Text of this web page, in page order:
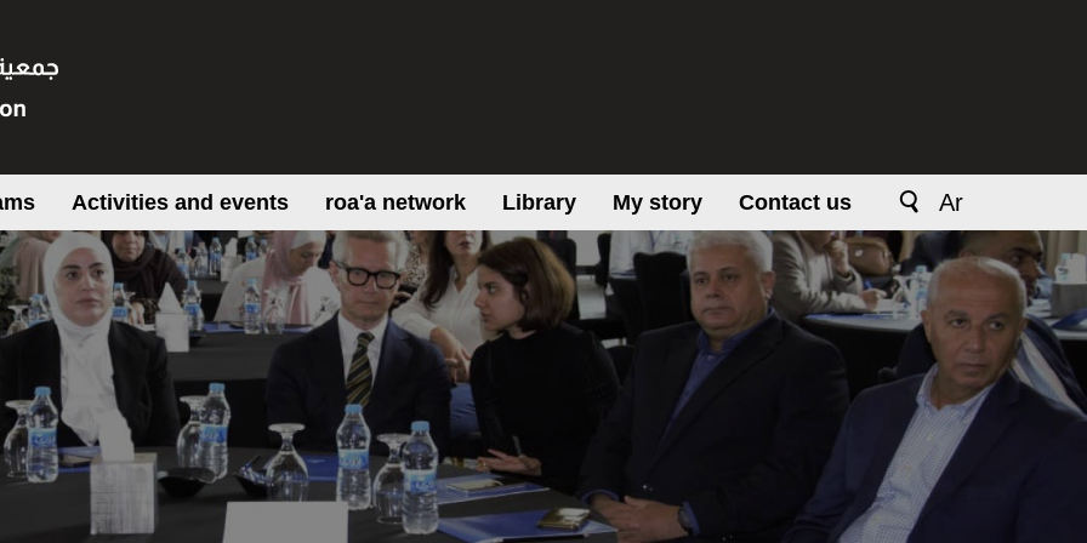
Activities and events roa'a network Library My story Contact us Ar